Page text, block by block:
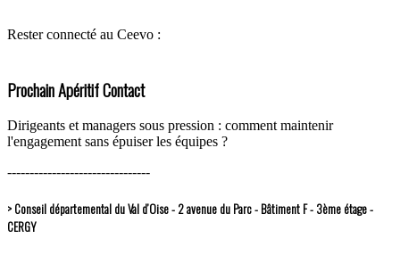
Rester connecté au Ceevo :
Prochain Apéritif Contact
Dirigeants et managers sous pression : comment maintenir
l'engagement sans épuiser les équipes ?
--------------------------------
> Conseil départemental du Val d’Oise - 2 avenue du Parc - Bâtiment F - 3ème étage -
CERGY